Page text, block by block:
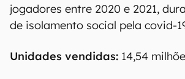
jogadores entre 2020 e 2021,
de isolamento social pela covid-
Unidades vendidas: 14,54